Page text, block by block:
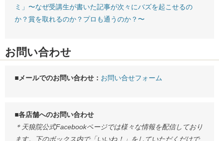
ミ」〜なぜ受講生が書いた記事が次々にバズを起こせるの
か？賞を取れるのか？プロも通うのか？〜
お問い合わせ
■メールでのお問い合わせ： お問い合せフォーム
■各店舗へのお問い合わせ
＊天狼院公式Facebookページでは様々な情報を配信しており
ます。下のボックス内で「いいね！」をしていただくだけで